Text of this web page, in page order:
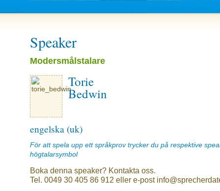
Speaker
Modersmålstalare
Torie
Bedwin
engelska (uk)
För att spela upp ett språkprov trycker du på respektive
högtalarsymbol
Boka denna speaker? Kontakta oss.
Tel. 0049 30 405 86 912 eller e-post